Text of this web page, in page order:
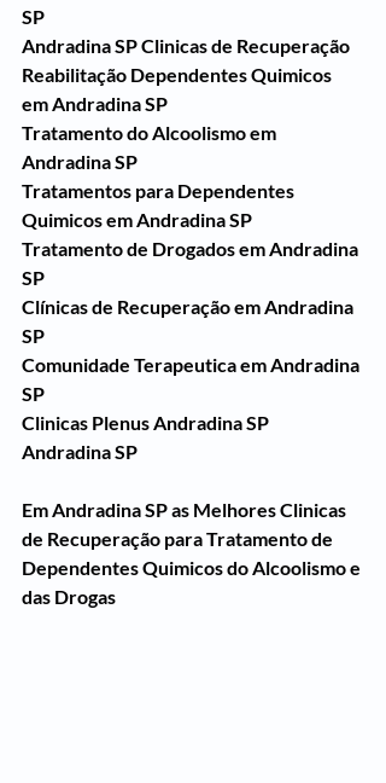
SP
Andradina SP Clinicas de Recuperação
Reabilitação Dependentes Quimicos
em Andradina SP
Tratamento do Alcoolismo em
Andradina SP
Tratamentos para Dependentes
Quimicos em Andradina SP
Tratamento de Drogados em Andradina
SP
Clínicas de Recuperação em Andradina
SP
Comunidade Terapeutica em Andradina
SP
Clinicas Plenus Andradina SP
Andradina SP
Em Andradina SP as Melhores Clinicas
de Recuperação para Tratamento de
Dependentes Quimicos do Alcoolismo e
das Drogas